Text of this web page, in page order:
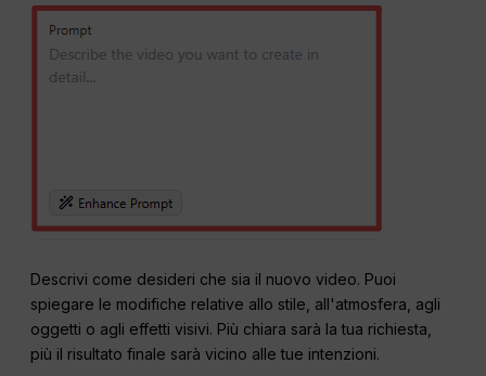
Descrivi come desideri che sia il nuovo video. Puoi
spiegare le modifiche relative allo stile, all'atmosfera, agli
oggetti o agli effetti visivi. Più chiara sarà la tua richiesta,
più il risultato finale sarà vicino alle tue intenzioni.